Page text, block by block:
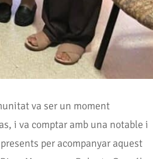
va ser un moment
i va comptar amb una notable i
per acompanyar aquest